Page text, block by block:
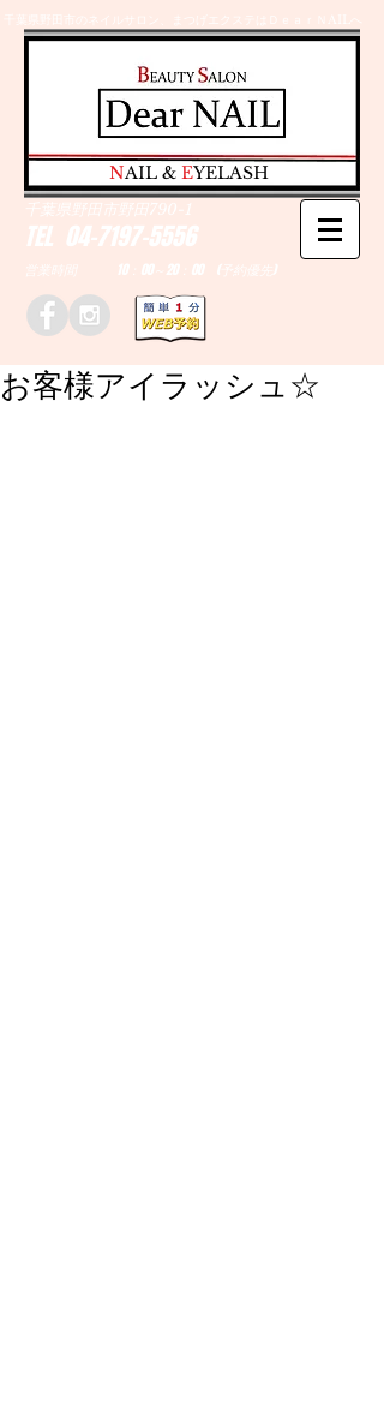
千葉県野田市のネイルサロン、まつげエクステはＤｅａｒＮAILへ
TEL 04-7197-5556
営業時間 10：00～20：00 (予約優先)
千葉県野田市野田790-1
​NAIL & EYELASH
お客様アイラッシュ☆